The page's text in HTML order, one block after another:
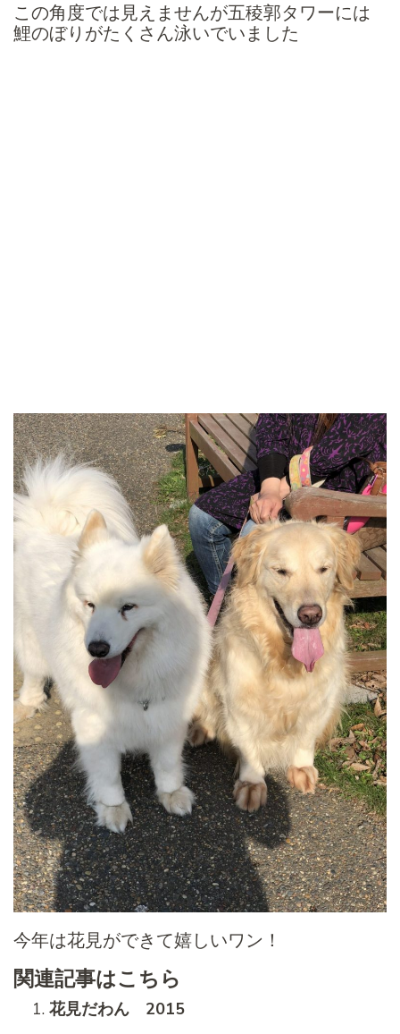
この角度では見えませんが五稜郭タワーには
鯉のぼりがたくさん泳いでいました
今年は花見ができて嬉しいワン！
関連記事はこちら
花見だわん 2015